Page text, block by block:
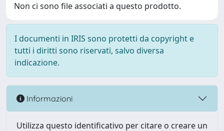
Non ci sono file associati a questo prodotto.
I documenti in IRIS sono protetti da copyright e
tutti i diritti sono riservati, salvo diversa
indicazione.
Informazioni
Utilizza questo identificativo per citare o creare un